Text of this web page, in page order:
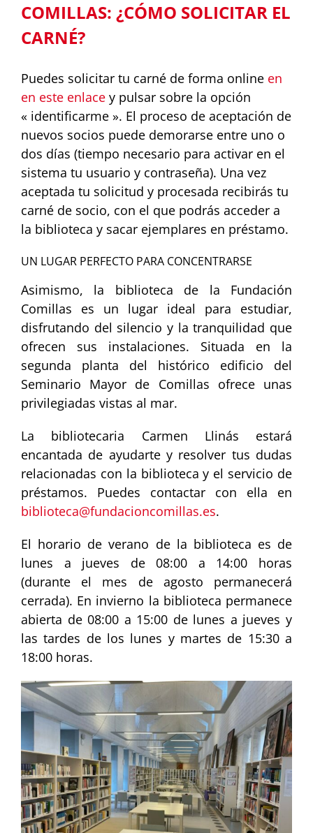
COMILLAS: ¿CÓMO SOLICITAR EL
CARNÉ?
Puedes solicitar tu carné de forma online en
en este enlace y pulsar sobre la opción
« identificarme ». El proceso de aceptación de
nuevos socios puede demorarse entre uno o
dos días (tiempo necesario para activar en el
sistema tu usuario y contraseña). Una vez
aceptada tu solicitud y procesada recibirás tu
carné de socio, con el que podrás acceder a
la biblioteca y sacar ejemplares en préstamo.
UN LUGAR PERFECTO PARA CONCENTRARSE
Asimismo, la biblioteca de la Fundación
Comillas es un lugar ideal para estudiar,
disfrutando del silencio y la tranquilidad que
ofrecen sus instalaciones. Situada en la
segunda planta del histórico edificio del
Seminario Mayor de Comillas ofrece unas
privilegiadas vistas al mar.
La bibliotecaria Carmen Llinás estará
encantada de ayudarte y resolver tus dudas
relacionadas con la biblioteca y el servicio de
préstamos. Puedes contactar con ella en
biblioteca@fundacioncomillas.es.
El horario de verano de la biblioteca es de
lunes a jueves de 08:00 a 14:00 horas
(durante el mes de agosto permanecerá
cerrada). En invierno la biblioteca permanece
abierta de 08:00 a 15:00 de lunes a jueves y
las tardes de los lunes y martes de 15:30 a
18:00 horas.